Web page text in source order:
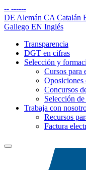
-- ------
DE Alemán CA Catalán
Gallego EN Inglés
Transparencia
DGT en cifras
Selección y
Cursos para
Oposiciones
Concursos
Selección
Trabaja con
Recursos
Factura